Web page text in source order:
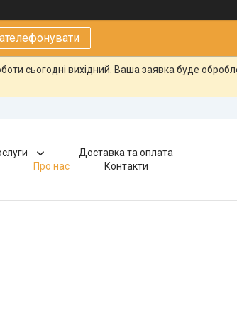
сьогодні вихідний. Ваша заявка буде
Доставка та оплата
Про нас Контакти